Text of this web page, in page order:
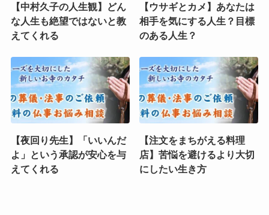
【中村久子の人生観】どん
な人生も絶望ではないと教
えてくれる
【ウサギとカメ】あなたは
相手を気にする人生？目標
のある人生？
【夜回り先生】「いいんだ
よ」という承認が安心を与
えてくれる
【注文をまちがえる料理
店】苦悩を避けるより大切
にしたい生き方